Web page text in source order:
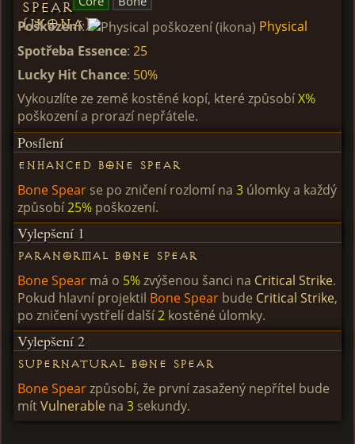
Poškození:
Physical
Spotřeba Essence: 25
Lucky Hit Chance: 50%
Vykouzlíte ze země kostěné kopí, které způsobíX%
poškození a prorazí nepřátele.
Posílení
Enhanced Bone Spear
Bone Spear se po zničení rozlomí na 3 úlomky a každý
způsobí25% poškození.
Vylepšení 1
Paranormal Bone Spear
Bone Spear má o 5%zvýšenou šanci na Critical Strike.
Pokud hlavní projektil Bone Spear bude Critical Strike,
po zničení vystřelí další2 kostěné úlomky.
Vylepšení 2
Supernatural Bone Spear
Bone Spearzpůsobí, že první zasažený nepřítel bude
mítVulnerable na 3 sekundy.